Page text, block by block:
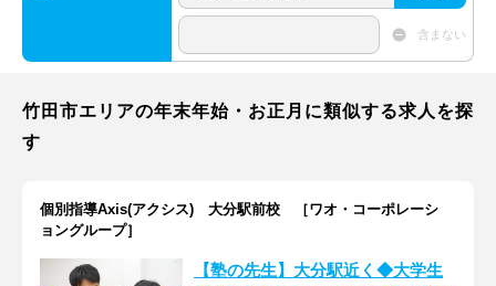
含まない
竹田市エリアの年末年始・お正月に類似する求人を探
す
個別指導Axis(アクシス) 大分駅前校 ［ワオ・コーポレーシ
ョングループ］
【塾の先生】大分駅近く◆大学生